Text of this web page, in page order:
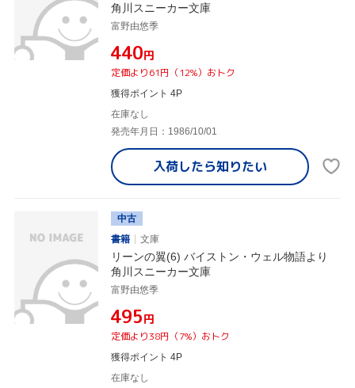
角川スニーカー文庫
富野由悠季
¥440円
定価より61円（12%）おトク
獲得ポイント 4P
在庫なし
発売年月日：1986/10/01
入荷したら知りたい
中古
書籍
文庫
リーンの翼(6) バイストン・ウェル物語より
角川スニーカー文庫
富野由悠季
¥495円
定価より38円（7%）おトク
獲得ポイント 4P
在庫なし